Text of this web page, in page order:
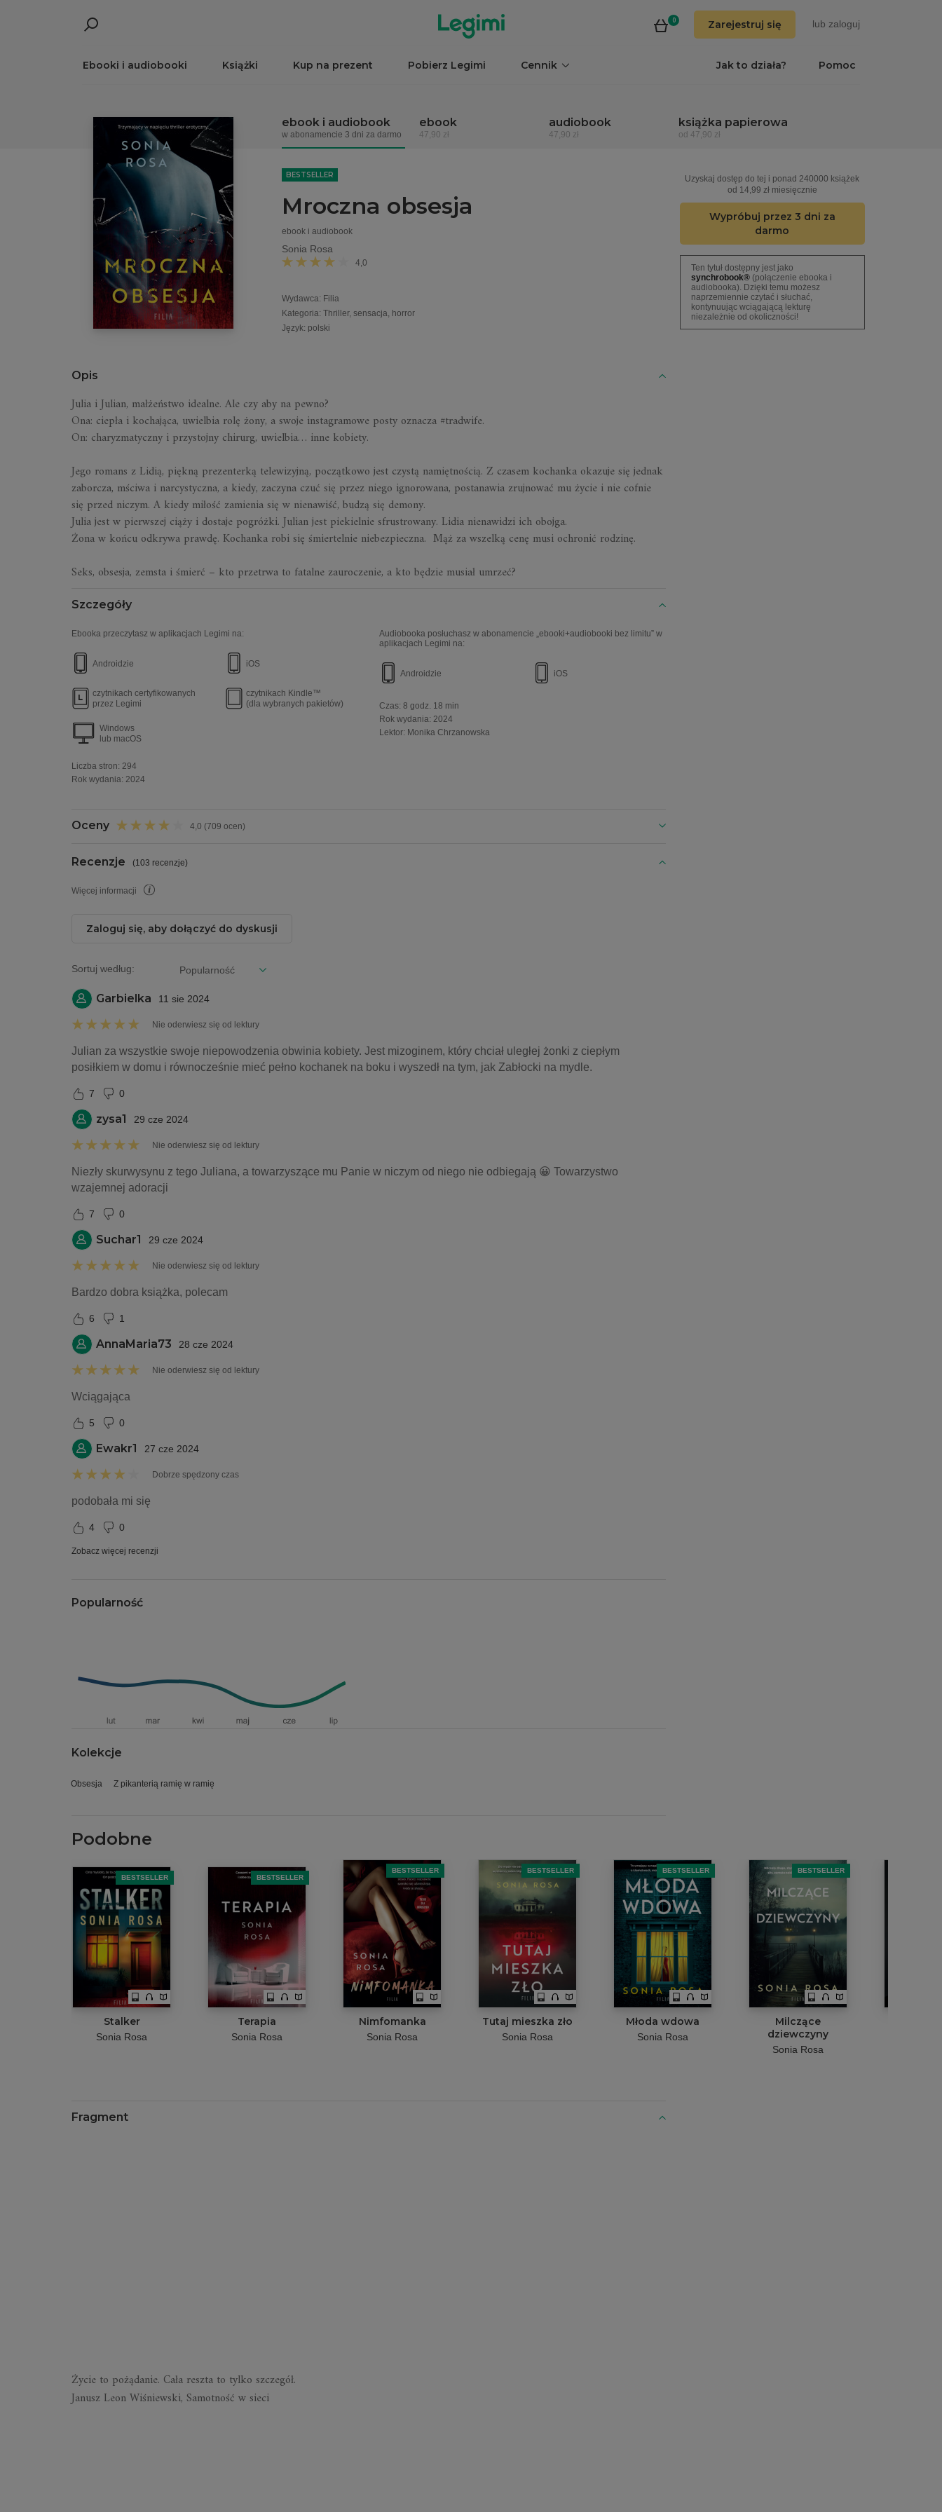
0 Zarejestruj się lub zaloguj
Ebooki i audiobooki Książki Kup na prezent Pobierz Legimi Cennik Pomoc
Jak to działa?
ebook i audiobook
w abonamencie 3 dni za darmo
ebook
47,90 zł
audiobook
47,90 zł
książka papierowa
od 47,90 zł
BESTSELLER
Mroczna obsesja
ebook i audiobook
Sonia Rosa
4,0
Uzyskaj dostęp do tej i ponad 240000 książek
od 14,99 zł miesięcznie
Wypróbuj przez 3 dni za
darmo
Ten tytuł dostępny jest jako
synchrobook®(połączenie ebooka i
audiobooka). Dzięki temu możesz
naprzemiennie czytać i słuchać,
kontynuując wciągającą lekturę
niezależnie od okoliczności!
Wydawca: Filia
Kategoria: Thriller, sensacja, horror
Język: polski
Opis
Julia i Julian, małżeństwo idealne. Ale czy aby na pewno?
Ona: ciepła i kochająca, uwielbia rolę żony, a swoje instagramowe posty oznacza #tradwife.
On: charyzmatyczny i przystojny chirurg, uwielbia… inne kobiety.
Jego romans z Lidią, piękną prezenterką telewizyjną, początkowo jest czystą namiętnością. Z czasem kochanka okazuje się jednak
zaborcza, mściwa i narcystyczna, a kiedy, zaczyna czuć się przez niego ignorowana, postanawia zrujnować mu życie i nie cofnie
się przed niczym. A kiedy miłość zamienia się w nienawiść, budzą się demony.
Julia jest w pierwszej ciąży i dostaje pogróżki. Julian jest piekielnie sfrustrowany. Lidia nienawidzi ich obojga.
Żona w końcu odkrywa prawdę. Kochanka robi się śmiertelnie niebezpieczna. Mąż za wszelką cenę musi ochronić rodzinę.
Seks, obsesja, zemsta i śmierć – kto przetrwa to fatalne zauroczenie, a kto będzie musiał umrzeć?
Szczegóły
Ebooka przeczytasz w aplikacjach Legimi na:
Androidzie iOS
czytnikach certyfikowanych
przez Legimi
czytnikach Kindle™
(dla wybranych pakietów)
Windows
lub macOS
Liczba stron: 294
Rok wydania: 2024
Audiobooka posłuchasz w abonamencie „ebooki+audiobooki bez limitu” w
aplikacjach Legimi na:
Androidzie iOS
Czas: 8 godz. 18 min
Rok wydania: 2024
Lektor: Monika Chrzanowska
Oceny 4,0 (709 ocen)
Recenzje (103 recenzje)
Więcej informacji
Zaloguj się, aby dołączyć do dyskusji
Sortuj według:
Garbielka 11 sie 2024
Nie oderwiesz się od lektury
Julian za wszystkie swoje niepowodzenia obwinia kobiety. Jest mizoginem, który chciał uległej żonki z ciepłym
posiłkiem w domu i równocześnie mieć pełno kochanek na boku i wyszedł na tym, jak Zabłocki na mydle.
7 0
zysa1 29 cze 2024
Nie oderwiesz się od lektury
Niezły skurwysynu z tego Juliana, a towarzyszące mu Panie w niczym od niego nie odbiegają 😀 Towarzystwo
wzajemnej adoracji
7 0
Suchar1 29 cze 2024
Nie oderwiesz się od lektury
Bardzo dobra książka, polecam
6 1
AnnaMaria73 28 cze 2024
Nie oderwiesz się od lektury
Wciągająca
5 0
Ewakr1 27 cze 2024
Dobrze spędzony czas
podobała mi się
4 0
Zobacz więcej recenzji
Popularność
Kolekcje
Obsesja Z pikanterią ramię w ramię
Podobne
BESTSELLER
Stalker
Sonia Rosa
BESTSELLER
Terapia
Sonia Rosa
BESTSELLER
Nimfomanka
Sonia Rosa
BESTSELLER
Tutaj mieszka zło
Sonia Rosa
BESTSELLER
Młoda wdowa
Sonia Rosa
BESTSELLER
Milczące
dziewczyny
Sonia Rosa
Fragment
Życie to pożądanie. Cała reszta to tylko szczegół.
Janusz Leon Wiśniewski, Samotność w sieci